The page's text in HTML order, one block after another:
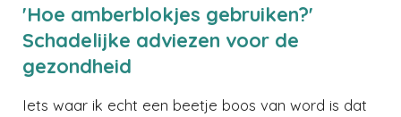
'Hoe amberblokjes gebruiken?'
Schadelijke adviezen voor de
gezondheid
Iets waar ik echt een beetje boos van word is dat